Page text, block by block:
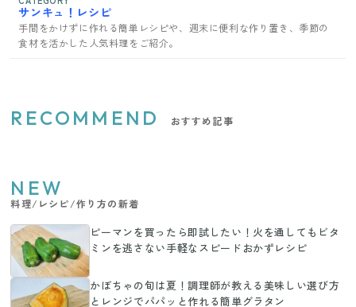
サンキュ！レシピ
手間をかけずに作れる簡単レシピや、週末に便利な作り置き、季節の
食材を活かした人気料理をご紹介。
RECOMMEND おすすめ記事
NEW
料理/レシピ/作り方の新着
ピーマンを買ったら即試したい！火を通してもビタ
ミンを逃さない手軽なスピードおかずレシピ
かぼちゃの旬は夏！調理師が教える美味しい選び方
とレンジでパパッと作れる簡単グラタン